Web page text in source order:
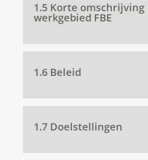
1.5 Korte omschrijving
werkgebied FBE
1.6 Beleid
1.7 Doelstellingen